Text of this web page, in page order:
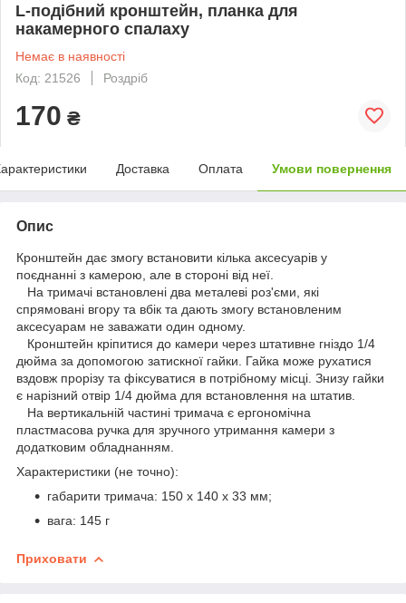
L-подібний кронштейн, планка для
накамерного спалаху
Немає в наявності
Код: 21526
Роздріб
170 ₴
Доставка Оплата Умови повернення
Опис
Кронштейн дає змогу встановити кілька аксесуарів у
поєднанні з камерою, але в стороні від неї.
На тримачі встановлені два металеві роз'єми, які
спрямовані вгору та вбік та дають змогу встановленим
аксесуарам не заважати один одному.
Кронштейн кріпитися до камери через штативне гніздо 1/4
дюйма за допомогою затискної гайки. Гайка може рухатися
вздовж прорізу та фіксуватися в потрібному місці. Знизу гайки
є нарізний отвір 1/4 дюйма для встановлення на штатив.
На вертикальній частині тримача є ергономічна
пластмасова ручка для зручного утримання камери з
додатковим обладнанням.
Характеристики (не точно):
габарити тримача: 150 х 140 х 33 мм;
вага: 145 г
Приховати